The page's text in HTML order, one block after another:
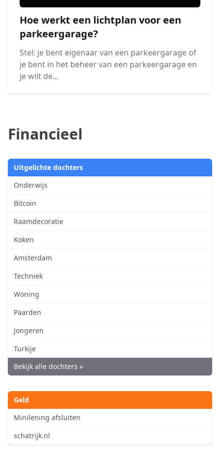
Hoe werkt een lichtplan voor een
parkeergarage?
Stel: je bent eigenaar van een parkeergarage of
je bent in het beheer van een parkeergarage en
je wilt de...
Financieel
Uitgelichte dochters
Onderwijs
Bitcoin
Raamdecoratie
Koken
Amsterdam
Techniek
Woning
Paarden
Jongeren
Turkije
Bekijk alle dochters »
Geld
Minilening afsluiten
schatrijk.nl